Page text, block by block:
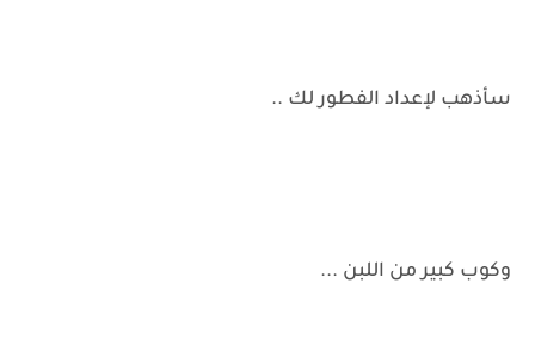
سأذهب لإعداد الفطور لك ..
وكوب كبير من اللبن ...